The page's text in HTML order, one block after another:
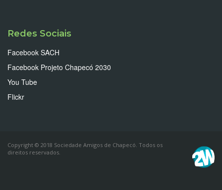
Redes Sociais
Facebook SACH
Facebook Projeto Chapecó 2030
You Tube
Flickr
Copyright © 2018 Sociedade Amigos de Chapecó. Todos os
direitos reservados.